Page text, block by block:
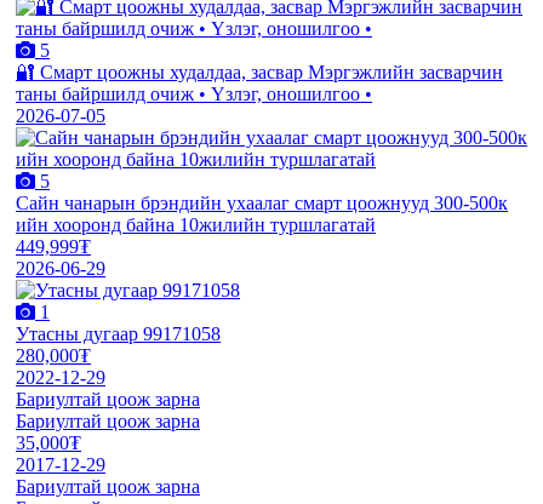
5
🔐 Смарт цоожны худалдаа, засвар Мэргэжлийн засварчин
таны байршилд очиж • Үзлэг, оношилгоо •
2026-07-05
5
Сайн чанарын брэндийн ухаалаг смарт цоожнууд 300-500к
ийн хооронд байна 10жилийн туршлагатай
449,999₮
2026-06-29
1
Утасны дугаар 99171058
280,000₮
2022-12-29
Бариултай цоож зарна
Бариултай цоож зарна
35,000₮
2017-12-29
Бариултай цоож зарна